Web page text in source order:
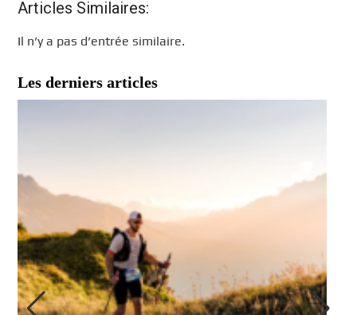
Articles Similaires:
Il n’y a pas d’entrée similaire.
Les derniers articles